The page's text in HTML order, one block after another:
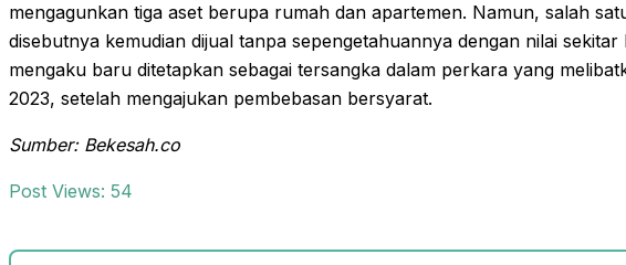
mengagunkan tiga aset berupa rumah dan apartemen. Namun, salah
disebutnya kemudian dijual tanpa sepengetahuannya dengan nilai sekitar
mengaku baru ditetapkan sebagai tersangka dalam perkara yang
2023, setelah mengajukan pembebasan bersyarat.
Sumber: Bekesah.co
Post Views: 54